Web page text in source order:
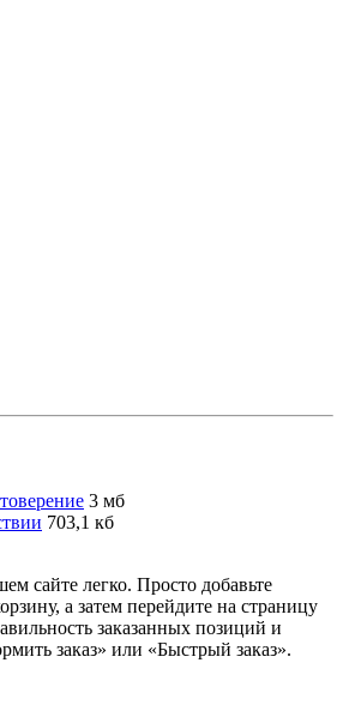
3 мб
703,1 кб
сайте легко. Просто добавьте
а затем перейдите на страницу
заказанных позиций и
заказ» или «Быстрый заказ».